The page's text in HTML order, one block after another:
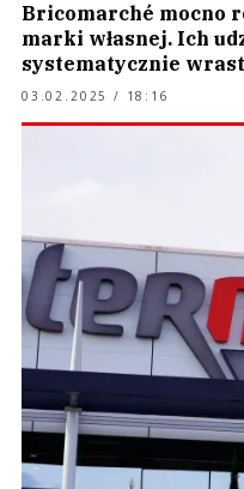
Bricomarché mocno
marki własnej. Ich
systematycznie
03.02.2025 / 18:16